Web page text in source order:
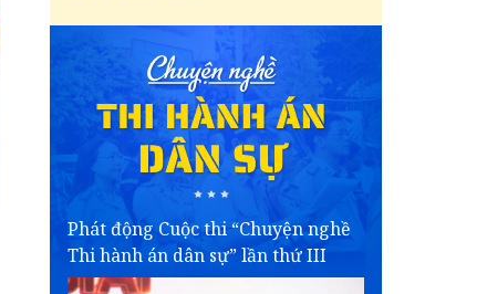
Phát động Cuộc thi “Chuyện nghề
Thi hành án dân sự” lần thứ III